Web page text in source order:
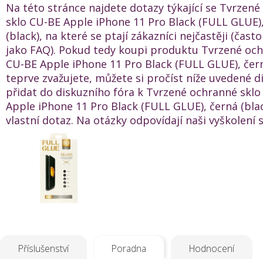
Na této stránce najdete dotazy týkající se
sklo CU-BE Apple iPhone 11 Pro Black (FULL
(black), na které se ptají zákazníci nejčastěji
jako FAQ). Pokud tedy koupi produktu Tvrzené
CU-BE Apple iPhone 11 Pro Black (FULL GLUE),
teprve zvažujete, můžete si pročíst níže uvedené
přidat do diskuzního fóra k Tvrzené ochranné sklo
Apple iPhone 11 Pro Black (FULL GLUE), černá
vlastní dotaz. Na otázky odpovídají naši vyškolení
Příslušenství Poradna Hodnocení